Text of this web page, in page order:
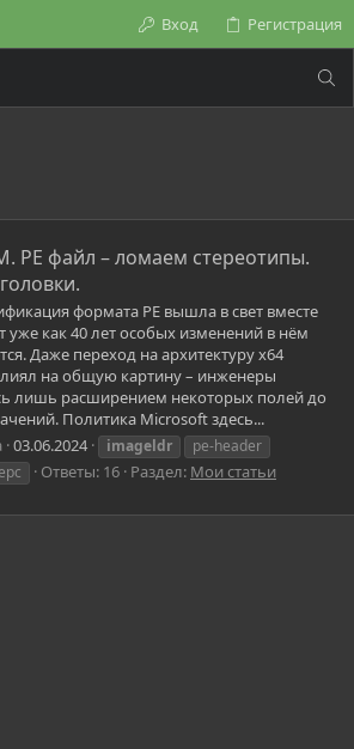
Вход Регистрация
РЕ файл – ломаем стереотипы.
формата РЕ вышла в свет вместе
уже как 40 лет особых изменений в нём
Даже переход на архитектуру х64
на общую картину – инженеры
лишь расширением некоторых полей до
Политика Microsoft здесь...
03.06.2024 imageldr
pe-header
Ответы: 16 Раздел: Мои статьи